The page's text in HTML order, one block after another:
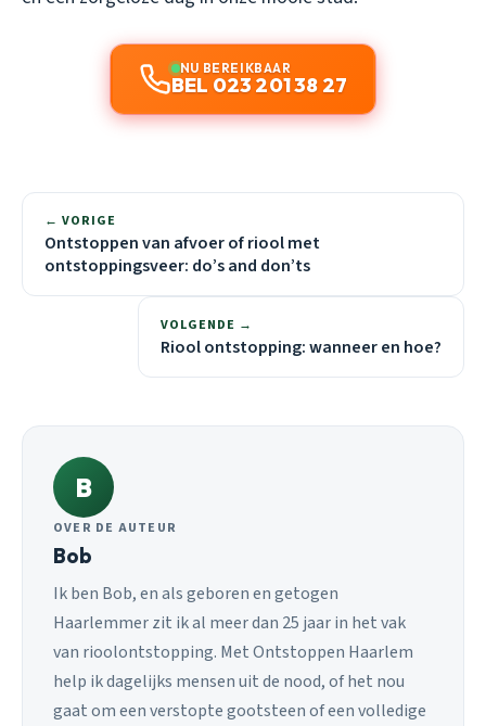
NU BEREIKBAAR
BEL 023 201 38 27
← VORIGE
Ontstoppen van afvoer of riool met
ontstoppingsveer: do’s and don’ts
VOLGENDE →
Riool ontstopping: wanneer en hoe?
B
OVER DE AUTEUR
Bob
Ik ben Bob, en als geboren en getogen
Haarlemmer zit ik al meer dan 25 jaar in het vak
van rioolontstopping. Met Ontstoppen Haarlem
help ik dagelijks mensen uit de nood, of het nou
gaat om een verstopte gootsteen of een volledige